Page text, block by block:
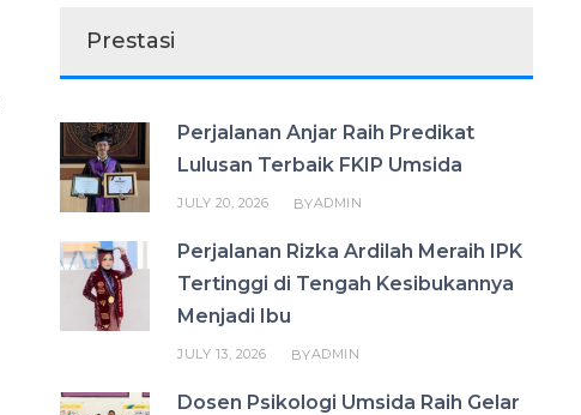
Prestasi
Perjalanan Anjar Raih Predikat
Lulusan Terbaik FKIP Umsida
JULY 20, 2026 BYADMIN
Perjalanan Rizka Ardilah Meraih IPK
Tertinggi di Tengah Kesibukannya
Menjadi Ibu
JULY 13, 2026 BYADMIN
Dosen Psikologi Umsida Raih Gelar